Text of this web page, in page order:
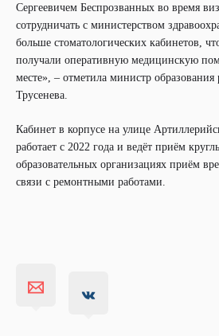
Сергеевичем Беспрозванных во время
сотрудничать с министерством
больше стоматологических кабинетов,
получали оперативную медицинскую
месте», – отметила министр образования
Трусенева.
Кабинет в корпусе на улице
работает с 2022 года и ведёт приём
образовательных организациях приём
связи с ремонтными работами.